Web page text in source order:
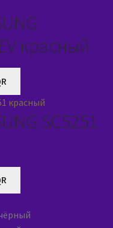
красный
SC5251